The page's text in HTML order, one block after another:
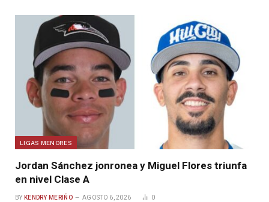
LIGAS MENORES
Jordan Sánchez jonronea y Miguel Flores triunfa
en nivel Clase A
BY KENDRY MERIÑO AGOSTO 6, 2026 0